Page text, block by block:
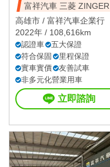
富祥汽車 三菱 ZINGER
高雄市 / 富祥汽車企業行
2022年 / 108,616km
認證車
五大保證
符合保固
里程保證
實車實價
友善試車
非多元化營業用車
立即諮詢